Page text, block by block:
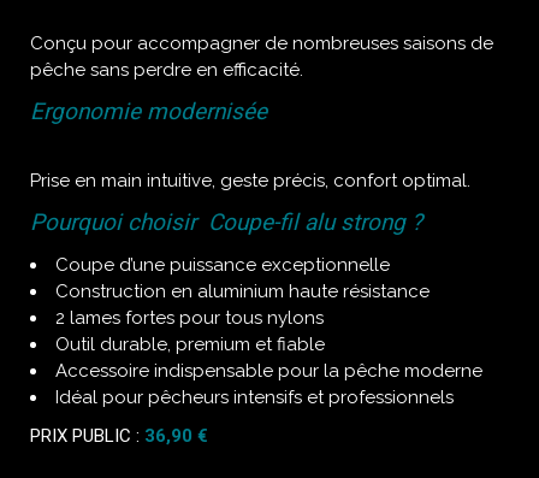
Conçu pour accompagner de nombreuses saisons de
pêche sans perdre en efficacité.
Ergonomie modernisée
Prise en main intuitive, geste précis, confort optimal.
Pourquoi choisir Coupe-fil alu strong ?
Coupe d’une puissance exceptionnelle
Construction en aluminium haute résistance
2 lames fortes pour tous nylons
Outil durable, premium et fiable
Accessoire indispensable pour la pêche moderne
Idéal pour pêcheurs intensifs et professionnels
PRIX PUBLIC : 36,90 €